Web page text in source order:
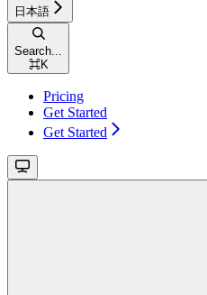
日本語
Search...
⌘K
Pricing
Get Started
Get Started